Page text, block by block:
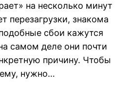
на несколько минут
перезагрузки, знакома
сбои кажутся
самом деле они почти
причину. Чтобы
нужно…